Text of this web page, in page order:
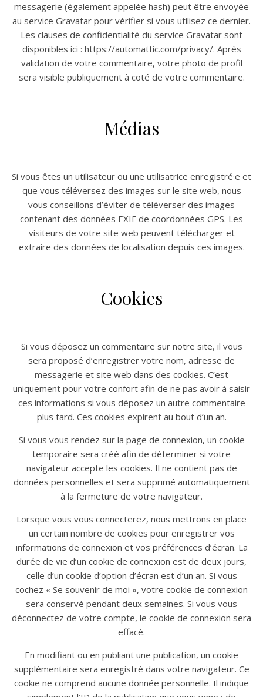
messagerie (également appelée hash) peut être envoyée
au service Gravatar pour vérifier si vous utilisez ce dernier.
Les clauses de confidentialité du service Gravatar sont
disponibles ici : https://automattic.com/privacy/. Après
validation de votre commentaire, votre photo de profil
sera visible publiquement à coté de votre commentaire.
Médias
Si vous êtes un utilisateur ou une utilisatrice enregistré·e et
que vous téléversez des images sur le site web, nous
vous conseillons d’éviter de téléverser des images
contenant des données EXIF de coordonnées GPS. Les
visiteurs de votre site web peuvent télécharger et
extraire des données de localisation depuis ces images.
Cookies
Si vous déposez un commentaire sur notre site, il vous
sera proposé d’enregistrer votre nom, adresse de
messagerie et site web dans des cookies. C’est
uniquement pour votre confort afin de ne pas avoir à saisir
ces informations si vous déposez un autre commentaire
plus tard. Ces cookies expirent au bout d’un an.
Si vous vous rendez sur la page de connexion, un cookie
temporaire sera créé afin de déterminer si votre
navigateur accepte les cookies. Il ne contient pas de
données personnelles et sera supprimé automatiquement
à la fermeture de votre navigateur.
Lorsque vous vous connecterez, nous mettrons en place
un certain nombre de cookies pour enregistrer vos
informations de connexion et vos préférences d’écran. La
durée de vie d’un cookie de connexion est de deux jours,
celle d’un cookie d’option d’écran est d’un an. Si vous
cochez « Se souvenir de moi », votre cookie de connexion
sera conservé pendant deux semaines. Si vous vous
déconnectez de votre compte, le cookie de connexion sera
effacé.
En modifiant ou en publiant une publication, un cookie
supplémentaire sera enregistré dans votre navigateur. Ce
cookie ne comprend aucune donnée personnelle. Il indique